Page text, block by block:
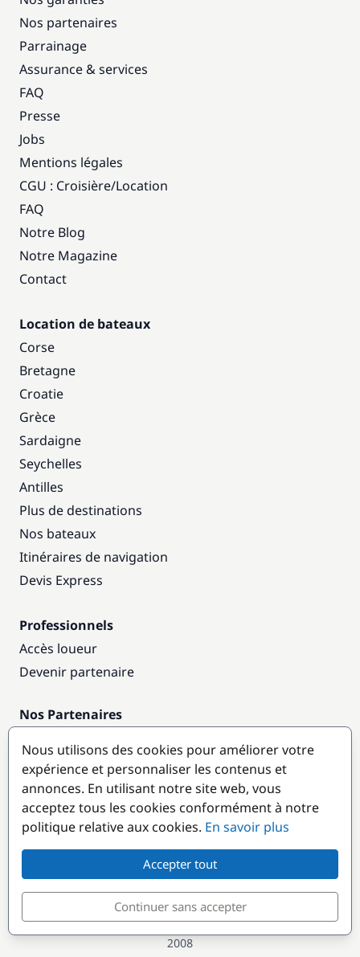
Nos partenaires
Parrainage
Assurance & services
FAQ
Presse
Jobs
Mentions légales
CGU : Croisière/Location
FAQ
Notre Blog
Notre Magazine
Contact
Location de bateaux
Corse
Bretagne
Croatie
Grèce
Sardaigne
Seychelles
Antilles
Plus de destinations
Nos bateaux
Itinéraires de navigation
Devis Express
Professionnels
Accès loueur
Devenir partenaire
Nos Partenaires
Destinations populaires
© GlobeSailor
Croisières & Location de bateaux depuis
2008
Nous utilisons des cookies pour améliorer votre
expérience et personnaliser les contenus et
annonces. En utilisant notre site web, vous
acceptez tous les cookies conformément à notre
politique relative aux cookies. En savoir plus
Accepter tout
Continuer sans accepter